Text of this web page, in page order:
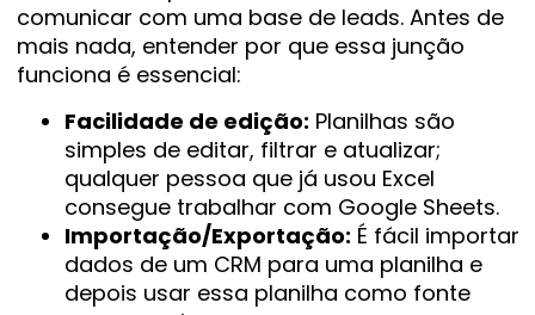
comunicar com uma base de leads. Antes de
mais nada, entender por que essa junção
funciona é essencial:
Facilidade de edição: Planilhas são
simples de editar, filtrar e atualizar;
qualquer pessoa que já usou Excel
consegue trabalhar com Google Sheets.
Importação/Exportação: É fácil importar
dados de um CRM para uma planilha e
depois usar essa planilha como fonte